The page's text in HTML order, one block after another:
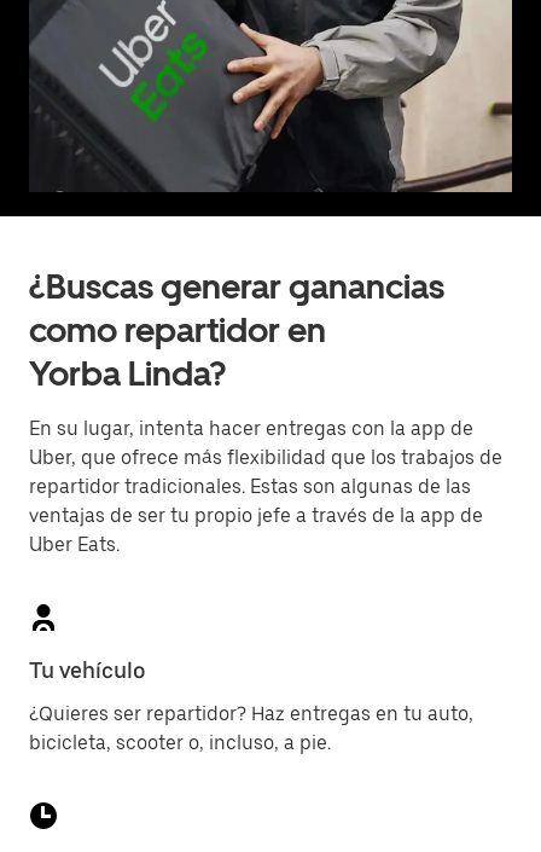
¿Buscas generar ganancias
como repartidor en
Yorba Linda?
En su lugar, intenta hacer entregas con la app de
Uber, que ofrece más flexibilidad que los trabajos de
repartidor tradicionales. Estas son algunas de las
ventajas de ser tu propio jefe a través de la app de
Uber Eats.
Tu vehículo
¿Quieres ser repartidor? Haz entregas en tu auto,
bicicleta, scooter o, incluso, a pie.